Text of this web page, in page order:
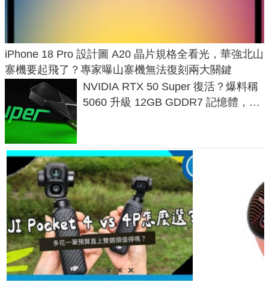
iPhone 18 Pro 設計圖 A20 晶片規格全看光，華強北山
寨機要起飛了？專家曝山寨機無法復刻兩大關鍵
NVIDIA RTX 50 Super 復活？爆料稱
5060 升級 12GB GDDR7 記憶體，這